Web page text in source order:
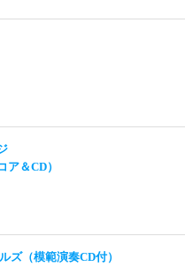
ア＆CD）
ズ（模範演奏CD付）